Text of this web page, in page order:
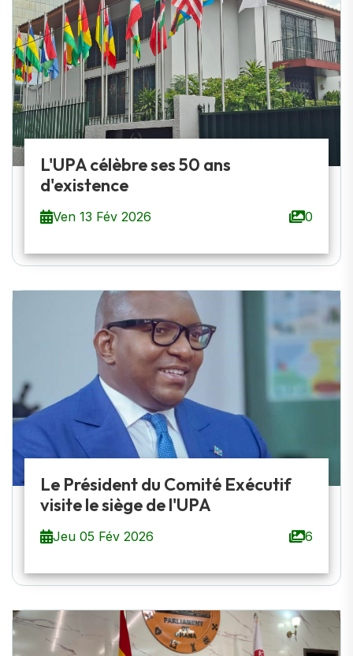
L'UPA célèbre ses 50 ans
d'existence
Ven 13 Fév 2026 0
Le Président du Comité Exécutif
visite le siège de l'UPA
Jeu 05 Fév 2026 6